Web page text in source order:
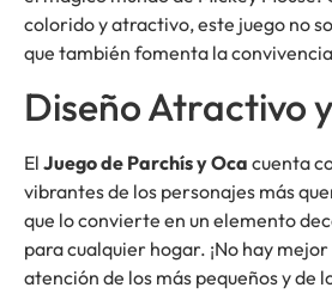
colorido y atractivo, este juego no
que también fomenta la
Diseño Atractivo
El Juego de Parchís y Oca cuenta
vibrantes de los personajes más
que lo convierte en un elemento
para cualquier hogar. ¡No hay
atención de los más pequeños y de